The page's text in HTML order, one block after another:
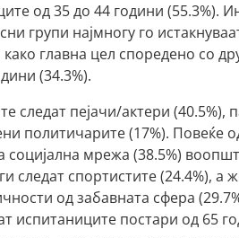
од 35 до 44 години (55.3%).
групи најмногу го
главна цел споредено со
(34.3%).
следат пејачи/актери (40.5%),
политичарите (17%). Повеќе
социјална мрежа (38.5%)
следат спортистите (24.4%), а
од забавната сфера
испитаниците постари од 65